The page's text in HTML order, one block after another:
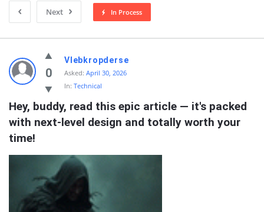
Next
In Process
peoplejudgement.com
Latest
Questions
0
Vlebkropderse
Asked: April 30, 2026
In: Technical
Hey, buddy, read this epic article — it's packed
with next-level design and totally worth your
time!